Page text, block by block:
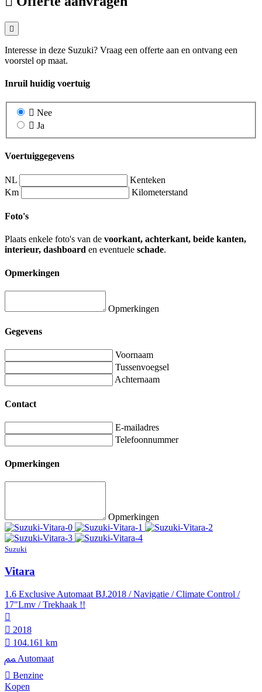
Interesse in deze Suzuki? Vraag een offerte aan en ontvang een
voorstel op maat.
Inruil huidig voertuig
Nee
Ja
Voertuiggegevens
NL
Kenteken
Km
Kilometerstand
Foto's
Plaats enkele foto's van de voorkant, achterkant, beide kanten,
interieur, dashboard en eventuele schade.
Opmerkingen
Opmerkingen
Gegevens
Voornaam
Tussenvoegsel
Achternaam
Contact
E-mailadres
Telefoonnummer
Opmerkingen
Opmerkingen
Suzuki
Vitara
1.6 Exclusive Automaat BJ.2018 / Navigatie / Climate Control /
17"Lmv / Trekhaak !!
2018
104.161 km
Automaat
Benzine
Kopen